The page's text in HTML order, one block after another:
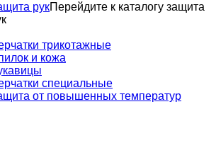
рукПерейдите к каталогу защита
трикотажные
и кожа
специальные
от повышенных температур